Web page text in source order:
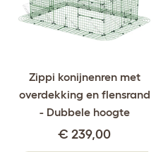
Zippi konijnenren met
overdekking en flensrand
- Dubbele hoogte
€ 239,00